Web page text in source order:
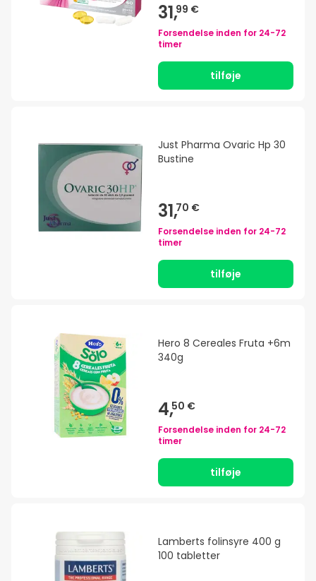
31,99 €
Forsendelse inden for 24-72
timer
tilføje
Just Pharma Ovaric Hp 30
Bustine
31,70 €
Forsendelse inden for 24-72
timer
tilføje
Hero 8 Cereales Fruta +6m
340g
4,50 €
Forsendelse inden for 24-72
timer
tilføje
Lamberts folinsyre 400 g
100 tabletter